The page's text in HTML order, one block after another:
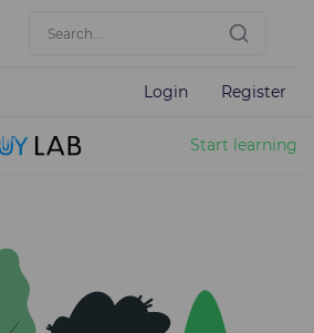
Login Register
Start learning